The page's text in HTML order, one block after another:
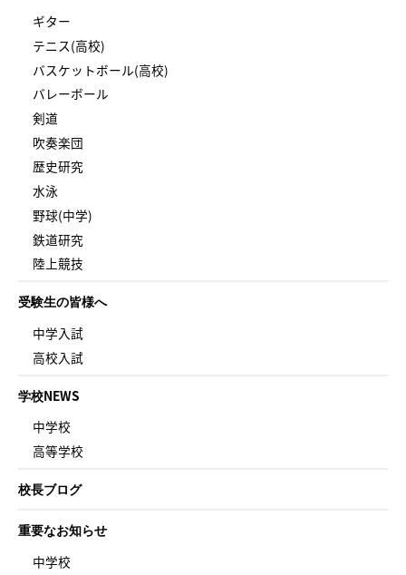
ギター
テニス(高校)
バスケットボール(高校)
バレーボール
剣道
吹奏楽団
歴史研究
水泳
野球(中学)
鉄道研究
陸上競技
受験生の皆様へ
中学入試
高校入試
学校NEWS
中学校
高等学校
校長ブログ
重要なお知らせ
中学校